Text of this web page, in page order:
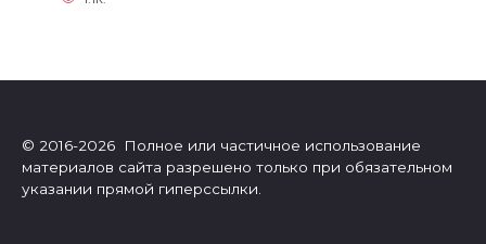
© 2016-2026 Полное или частичное использование
материалов сайта разрешено только при обязательном
указании прямой гиперссылки.